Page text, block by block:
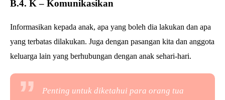
B.4. K – Komunikasikan
Informasikan kepada anak, apa yang boleh dia lakukan dan apa
yang terbatas dilakukan. Juga dengan pasangan kita dan anggota
keluarga lain yang berhubungan dengan anak sehari-hari.
Penting untuk diketahui para orang tua